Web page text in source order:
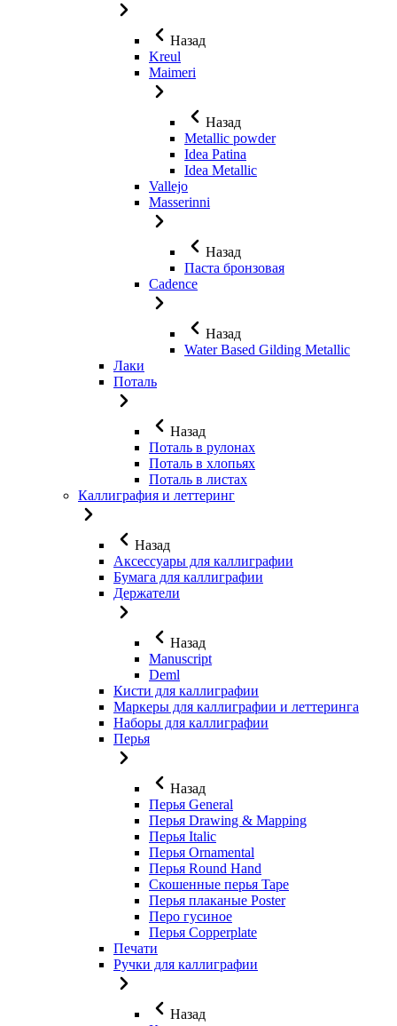
Назад
Kreul
Maimeri
Назад
Metallic powder
Idea Patina
Idea Metallic
Vallejo
Masserinni
Назад
Паста бронзовая
Cadence
Назад
Water Based Gilding Metallic
Лаки
Поталь
Назад
Поталь в рулонах
Поталь в хлопьях
Поталь в листах
Каллиграфия и леттеринг
Назад
Аксессуары для каллиграфии
Бумага для каллиграфии
Держатели
Назад
Manuscript
Deml
Кисти для каллиграфии
Маркеры для каллиграфии и леттеринга
Наборы для каллиграфии
Перья
Назад
Перья General
Перья Drawing & Mapping
Перья Italic
Перья Ornamental
Перья Round Hand
Скошенные перья Tape
Перья плаканые Poster
Перо гусиное
Перья Copperplate
Печати
Ручки для каллиграфии
Назад